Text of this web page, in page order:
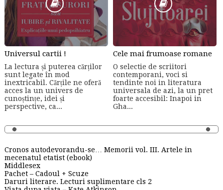
Universul cartii !
La lectura și puterea cărților
sunt legate în mod
inextricabil. Cărțile ne oferă
acces la un univers de
cunoștințe, idei și
perspective, ca...
Cele mai frumoase romane
O selectie de scriitori
contemporani, voci si
tendinte noi in literatura
universala de azi, la un pret
foarte accesibil: Inapoi in
Gha...
Cronos autodevorandu-se… Memorii vol. III. Artele in
mecenatul etatist (ebook)
Middlesex
Pachet – Cadoul + Scuze
Daruri literare. Lecturi suplimentare cls 2